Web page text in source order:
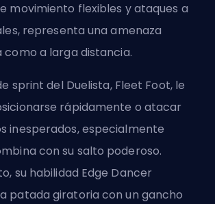
movimiento flexibles y ataques a
representa una amenaza
a larga distancia.
sprint del Duelista, Fleet Foot, le
rápidamente o atacar
inesperados, especialmente
con su salto poderoso.
su habilidad Edge Dancer
patada giratoria con un gancho